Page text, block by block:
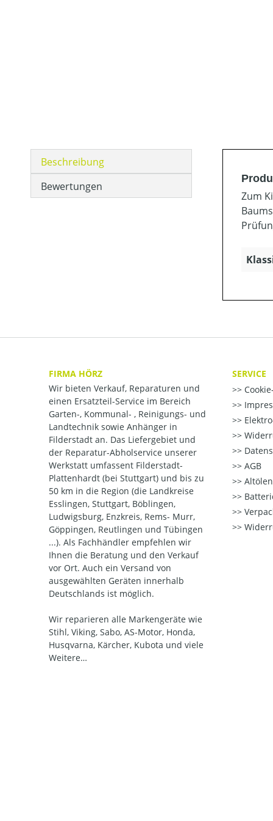
Beschreibung
Bewertungen
Zum
FIRMA HÖRZ
Wir bieten Verkauf, Reparaturen und
einen Ersatzteil-Service im Bereich
Garten-, Kommunal- , Reinigungs- und
Landtechnik sowie Anhänger in
Filderstadt an. Das Liefergebiet und
der Reparatur-Abholservice unserer
Werkstatt umfassent Filderstadt-
Plattenhardt (bei Stuttgart) und bis zu
50 km in die Region (die Landkreise
Esslingen, Stuttgart, Böblingen,
Ludwigsburg, Enzkreis, Rems- Murr,
Göppingen, Reutlingen und Tübingen
...). Als Fachhändler empfehlen wir
Ihnen die Beratung und den Verkauf
vor Ort. Auch ein Versand von
ausgewählten Geräten innerhalb
Deutschlands ist möglich.
Wir reparieren alle Markengeräte wie
Stihl, Viking, Sabo, AS-Motor, Honda,
Husqvarna, Kärcher, Kubota und viele
Weitere…
SERVICE
AGB